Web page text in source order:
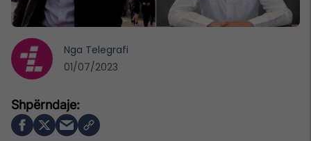
Nga Telegrafi
01/07/2023